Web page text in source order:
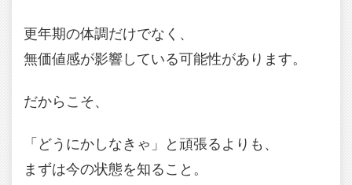
更年期の体調だけでなく、
無価値感が影響している可能性があります。
だからこそ、
「どうにかしなきゃ」と頑張るよりも、
まずは今の状態を知ること。